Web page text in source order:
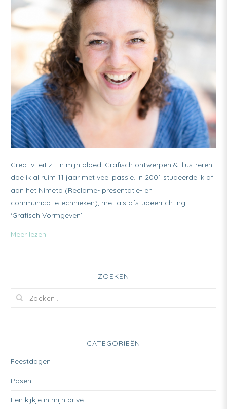
Creativiteit zit in mijn bloed! Grafisch ontwerpen & illustreren
doe ik al ruim 11 jaar met veel passie. In 2001 studeerde ik af
aan het Nimeto (Reclame- presentatie- en
communicatietechnieken), met als afstudeerrichting
‘Grafisch Vormgeven’.
Meer lezen
ZOEKEN
CATEGORIEËN
Feestdagen
Pasen
Een kijkje in mijn privé